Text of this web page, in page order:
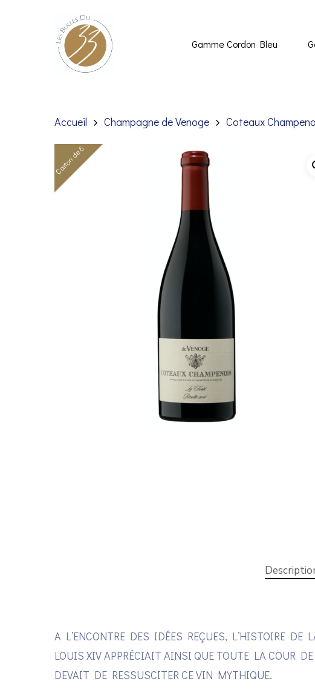
Hit enter to search or ESC to close
Gamme Cordon Bleu
Accueil Champagne de Venoge Coteaux
Carton de 6
A L’ENCONTRE DES IDÉES REÇUES, L’HISTOIRE DE
LOUIS XIV APPRÉCIAIT AINSI QUE TOUTE LA COUR
DEVAIT DE RESSUSCITER CE VIN MYTHIQUE.